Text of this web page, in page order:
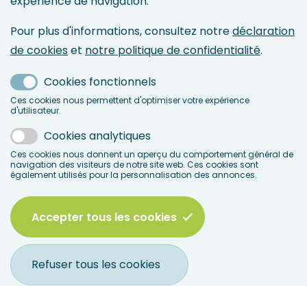
Maintenance & Reliability Engineering
Maintenance 4.0 & IoT
LinkedIn
Facebook
Legal
menu
© 2026 BEMAS
Disclaimer
Conditions Générales
Politique de confidentialité
Déclaration de cookies
Foire aux Questions
Pour plus d'informations, consultez notre déclaration
de cookies et notre politique de confidentialité.
Cookies fonctionnels
Ces cookies nous permettent d'optimiser votre expérience
d'utilisateur.
Cookies analytiques
Ces cookies nous donnent un aperçu du comportement général de
navigation des visiteurs de notre site web. Ces cookies sont
également utilisés pour la personnalisation des annonces.
Accepter tous les cookies
Refuser tous les cookies